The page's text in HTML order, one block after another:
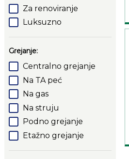
Za renoviranje
Luksuzno
Grejanje:
Centralno grejanje
Na TA peć
Na gas
Na struju
Podno grejanje
Etažno grejanje